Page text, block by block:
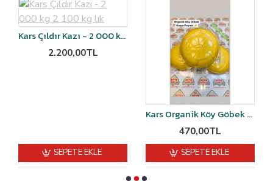
Kars Çıldır Kazı - 2 000 kg 2 100 kg lık
2.200,00TL
SEPETE EKLE
Kars Organik Köy Göbek Kaşarı Şırdan Mayalı 1 kg
470,00TL
SEPETE EKLE